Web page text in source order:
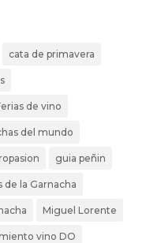
cata de primavera
de vino
del mundo
guia peñin
de la Garnacha
Miguel Lorente
vino DO